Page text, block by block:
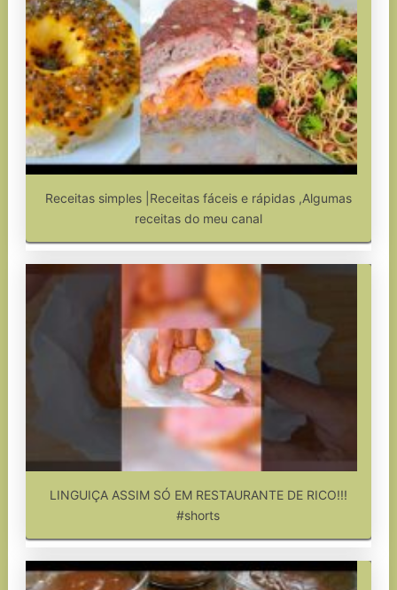
Receitas simples |Receitas fáceis e rápidas ,Algumas
receitas do meu canal
LINGUIÇA ASSIM SÓ EM RESTAURANTE DE RICO!!!
#shorts